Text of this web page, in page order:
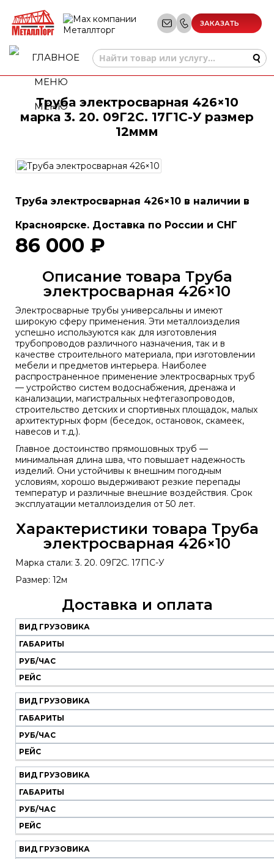
ЗАКАЗАТЬ
МЕНЮ
Труба электросварная 426×10
марка 3. 20. 09Г2С. 17Г1С-У размер
12ммм
Труба электросварная 426×10 в наличии в
Красноярске. Доставка по России и СНГ
86 000 ₽
Описание товара Труба
электросварная 426×10
Электросварные трубы универсальны и имеют
широкую сферу применения. Эти металлоизделия
успешно используются как для изготовления
трубопроводов различного назначения, так и в
качестве строительного материала, при изготовлении
мебели и предметов интерьера. Наиболее
распространенное применение электросварных труб
— устройство систем водоснабжения, дренажа и
канализации, магистральных нефтегазопроводов,
строительство детских и спортивных площадок, малых
архитектурных форм (беседок, остановок, скамеек,
навесов и т.д.).
Главное достоинство прямошовных труб —
минимальная длина шва, что повышает надежность
изделий. Они устойчивы к внешним погодным
условиям, хорошо выдерживают резкие перепады
температур и различные внешние воздействия. Срок
эксплуатации металлоизделия от 50 лет.
Характеристики товара Труба
электросварная 426×10
Марка стали: 3. 20. 09Г2С. 17Г1С-У
Размер: 12м
Доставка и оплата
Наш
транспорт
Вид
грузовика
Габариты
Руб/
час
Рейс
ВИД ГРУЗОВИКА
ГАБАРИТЫ
РУБ/ЧАС
РЕЙС
ВИД ГРУЗОВИКА
ГАБАРИТЫ
РУБ/ЧАС
РЕЙС
ВИД ГРУЗОВИКА
ГАБАРИТЫ
РУБ/ЧАС
РЕЙС
ВИД ГРУЗОВИКА